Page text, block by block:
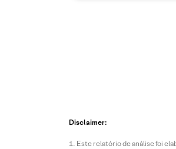
Disclaimer:
Este relatório de análise foi